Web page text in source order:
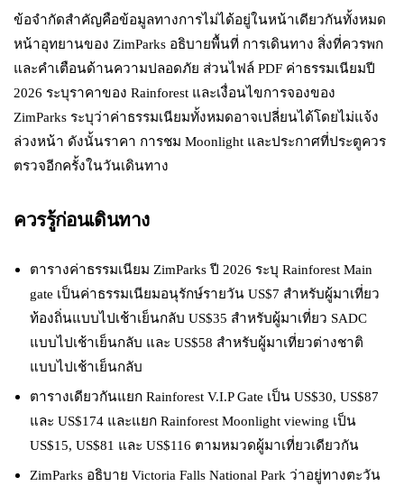
ข้อจำกัดสำคัญคือข้อมูลทางการไม่ได้อยู่ในหน้าเดียวกันทั้งหมด
หน้าอุทยานของ ZimParks อธิบายพื้นที่ การเดินทาง สิ่งที่ควรพก
และคำเตือนด้านความปลอดภัย ส่วนไฟล์ PDF ค่าธรรมเนียมปี
2026 ระบุราคาของ Rainforest และเงื่อนไขการจองของ
ZimParks ระบุว่าค่าธรรมเนียมทั้งหมดอาจเปลี่ยนได้โดยไม่แจ้ง
ล่วงหน้า ดังนั้นราคา การชม Moonlight และประกาศที่ประตูควร
ตรวจอีกครั้งในวันเดินทาง
ควรรู้ก่อนเดินทาง
ตารางค่าธรรมเนียม ZimParks ปี 2026 ระบุ Rainforest Main
gate เป็นค่าธรรมเนียมอนุรักษ์รายวัน US$7 สำหรับผู้มาเที่ยว
ท้องถิ่นแบบไปเช้าเย็นกลับ US$35 สำหรับผู้มาเที่ยว SADC
แบบไปเช้าเย็นกลับ และ US$58 สำหรับผู้มาเที่ยวต่างชาติ
แบบไปเช้าเย็นกลับ
ตารางเดียวกันแยก Rainforest V.I.P Gate เป็น US$30, US$87
และ US$174 และแยก Rainforest Moonlight viewing เป็น
US$15, US$81 และ US$116 ตามหมวดผู้มาเที่ยวเดียวกัน
ZimParks อธิบาย Victoria Falls National Park ว่าอยู่ทางตะวัน